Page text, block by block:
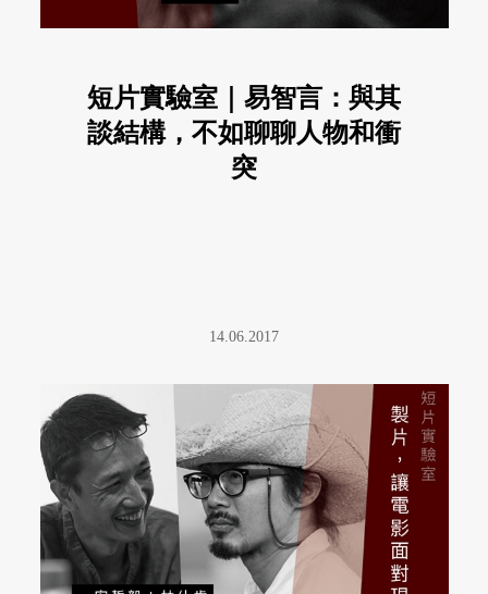
短片實驗室｜易智言：與其
談結構，不如聊聊人物和衝
突
14.06.2017